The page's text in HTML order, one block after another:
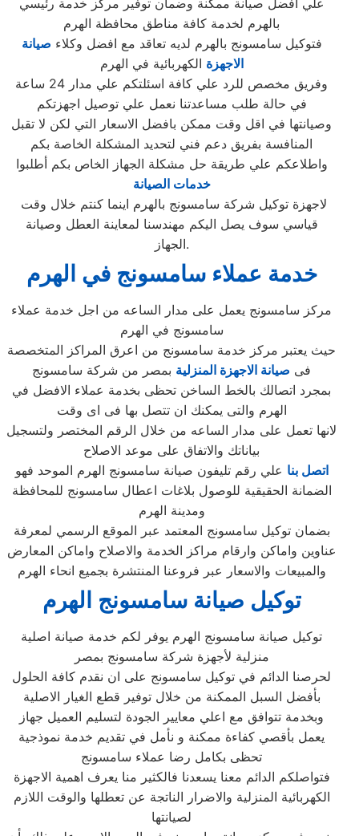
علي افضل صيانة ممكنة وضمان توفير مركز خدمة رئيسي
بالهرم لخدمة كافة مناطق محافظة الهرم
فتوكيل سامسونج بالهرم لديه تعاقد مع افضل وكلاء صيانة
الاجهزة الكهربائية في الهرم
وفريق مخصص للرد علي كافة اسئلتكم علي مدار 24 ساعة
في حالة طلب مساعدتنا نعمل علي توصيل اجهزتكم
وصيانتها في اقل وقت ممكن بافضل الاسعار التي لكن لا تقبل
المنافسة بفريق دعم فني لتحديد المشكلة الخاصة بكم
واطلاعكم علي طريقة حل مشكلة الجهاز الخاص بكم أطلبوا
خدمات الصيانة
قياسي سوف يصل اليكم مهندسنا لمعاينة العطل وصيانة
الجهاز.
خدمة عملاء سامسونج في الهرم
مركز سامسونج يعمل على مدار الساعه من اجل خدمة عملاء
سامسونج في الهرم
حيث يعتبر مركز خدمة سامسونج من اعرق المراكز المتخصصة
فى صيانة الاجهزة المنزلية بمصر من شركة سامسونج
بمجرد اتصالك بالخط الساخن تحظى بخدمة عملاء الافضل في
الهرم والتى يمكنك ان تتصل بها فى اى وقت
لانها تعمل على مدار الساعه من خلال الرقم المختصر ولتسجيل
بياناتك والاتفاق على موعد الاصلاح
اتصل بنا علي رقم تليفون صيانة سامسونج الهرم الموحد فهو
الضمانة الحقيقية للوصول بلاغات اعطال سامسونج للمحافظة
ومدينة الهرم
بضمان توكيل سامسونج المعتمد عبر الموقع الرسمي لمعرفة
عناوين واماكن وارقام مراكز الخدمة والاصلاح واماكن المعارض
والمبيعات والاسعار عبر فروعنا المنتشرة بجميع انحاء الهرم
توكيل صيانة سامسونج الهرم
توكيل صيانة سامسونج الهرم يوفر لكم خدمة صيانة اصلية
منزلية لأجهزة شركة سامسونج بمصر
لحرصنا الدائم في توكيل سامسونج على ان نقدم كافة الحلول
بأفضل السبل الممكنة من خلال توفير قطع الغيار الاصلية
وبخدمة تتوافق مع اعلي معايير الجودة لتسليم العميل جهاز
يعمل بأقصي كفاءة ممكنة و نأمل في تقديم خدمة نموذجية
تحظى بكامل رضا عملاء سامسونج
فتواصلكم الدائم معنا يسعدنا فالكثير منا يعرف اهمية الاجهزة
الكهربائية المنزلية والاضرار الناتجة عن تعطلها والوقت اللازم
لصيانتها